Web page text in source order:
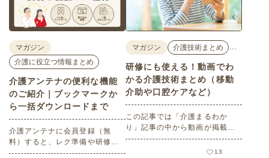
めです。
マガジン
介護に役立つ情報まとめ
介護アンテナの便利な機能
のご紹介｜ブックマークか
ら一括ダウンロードまで
介護アンテナに会員登録（無
料）すると、レク準備や研修資
料の収集がぐっと楽になる便利
マガジン 介護技術まとめ …
研修にも使える！動画でわ
かる介護技術まとめ（移動
介助や口腔ケアなど）
この記事では「介護まるわか
り」記事の中から動画が掲載さ
れている記事をご紹介します。
13